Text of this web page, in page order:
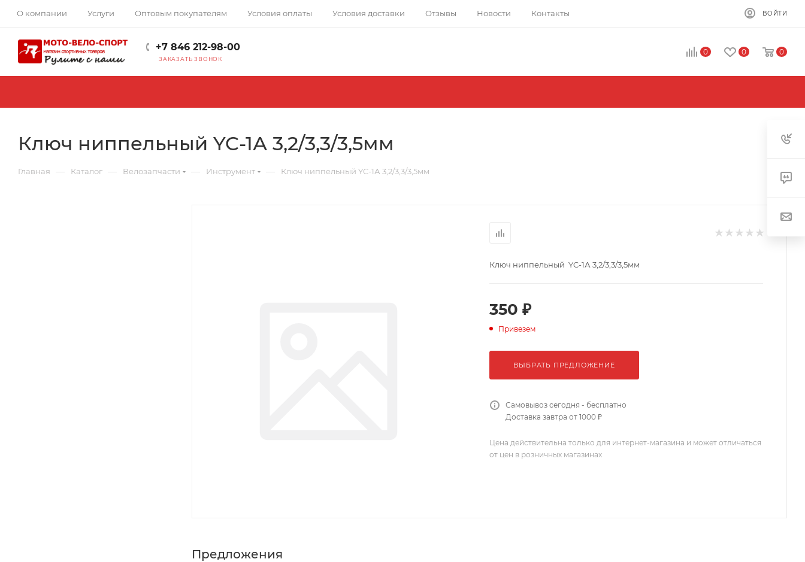
О компании Услуги Оптовым покупателям Условия оплаты Условия доставки Отзывы Новости Контакты ВОЙТИ
+7 846 212-98-00
ЗАКАЗАТЬ ЗВОНОК
0 0 0
Ключ ниппельный YC-1А 3,2/3,3/3,5мм
Главная — Каталог — Велозапчасти — Инструмент — Ключ ниппельный YC-1А 3,2/3,3/3,5мм
Ключ ниппельный YC-1А 3,2/3,3/3,5мм
350 ₽
Привезем
ВЫБРАТЬ ПРЕДЛОЖЕНИЕ
Самовывоз сегодня - бесплатно
Доставка завтра от 1000 ₽
Цена действительна только для интернет-магазина и может отличаться
от цен в розничных магазинах
Предложения